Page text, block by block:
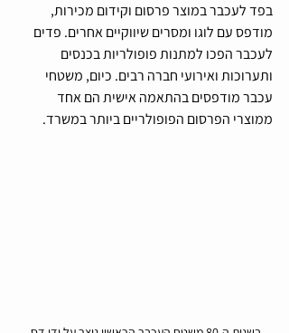
בפד לעכבר במוצר פרסום וקידום מכירות,
מודפס עם לוגו ומסרים שיווקיים אחרים. פדים
לעכבר הפכו למתנות פופולריות בכנסים
ותערוכות ואירועי חברה רבים. כיום, משטחי
עכבר מודפסים בהתאמה אישית הם אחד
ממוצרי הפרסום הפופולריים ביותר במשרד.